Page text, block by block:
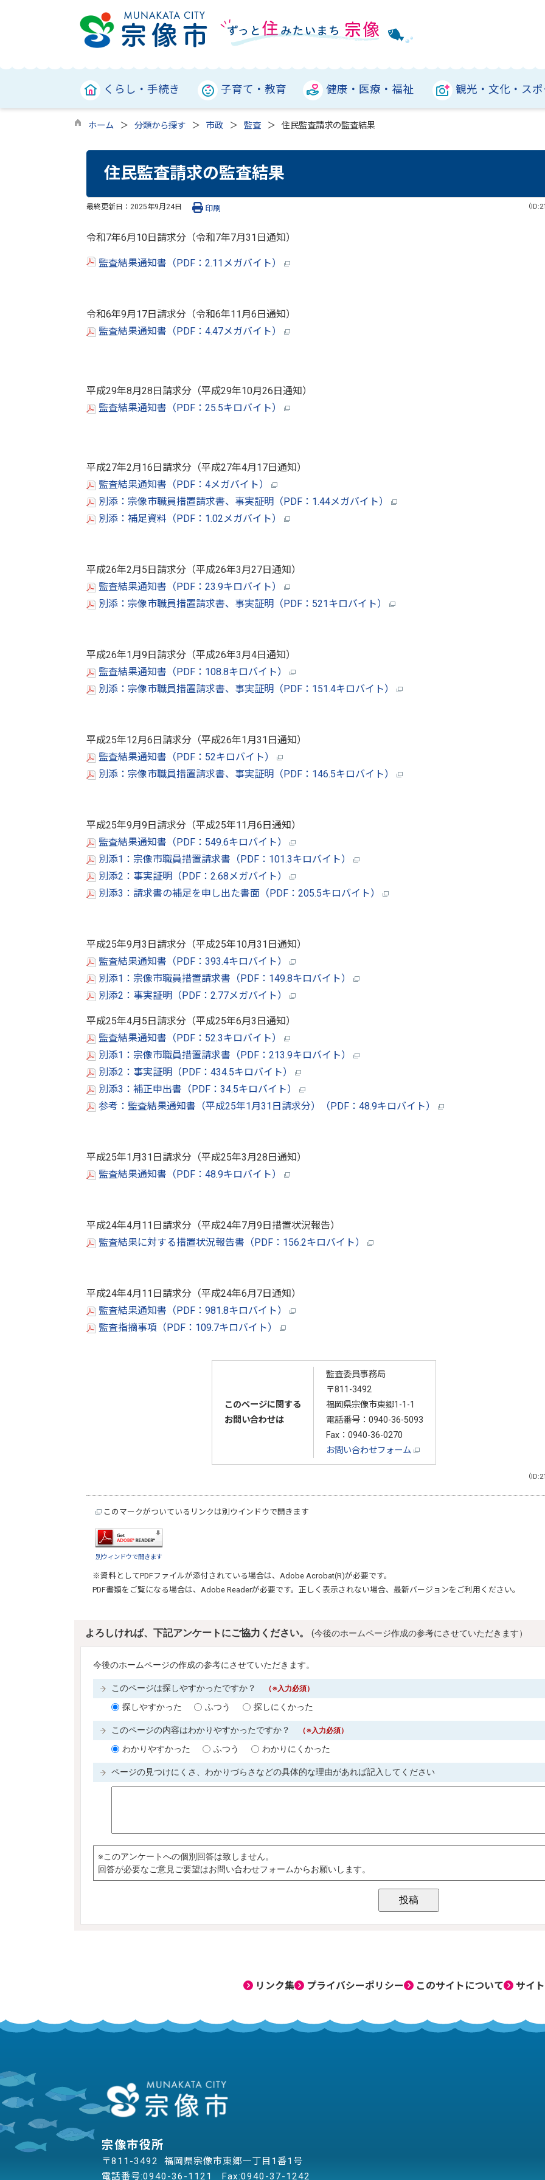
くらし・手続き 子育て・教育 健康・医療・福祉 観光・文化・ス
ホーム 分類から探す 市政 監査 住民監査請求の監査結果
住民監査請求の監査結果
最終更新日： 2025年9月24日 （
印刷
令和7年6月10日請求分（令和7年7月31日通知）
監査結果通知書（PDF：2.11メガバイト）
令和6年9月17日請求分（令和6年11月6日通知）
監査結果通知書（PDF：4.47メガバイト）
平成29年8月28日請求分（平成29年10月26日通知）
監査結果通知書（PDF：25.5キロバイト）
平成27年2月16日請求分（平成27年4月17日通知）
監査結果通知書（PDF：4メガバイト）
別添：宗像市職員措置請求書、事実証明（PDF：1.44メガバイト）
別添：補足資料（PDF：1.02メガバイト）
平成26年2月5日請求分（平成26年3月27日通知）
監査結果通知書（PDF：23.9キロバイト）
別添：宗像市職員措置請求書、事実証明（PDF：521キロバイト）
平成26年1月9日請求分（平成26年3月4日通知）
監査結果通知書（PDF：108.8キロバイト）
別添：宗像市職員措置請求書、事実証明（PDF：151.4キロバイト）
平成25年12月6日請求分（平成26年1月31日通知）
監査結果通知書（PDF：52キロバイト）
別添：宗像市職員措置請求書、事実証明（PDF：146.5キロバイト）
平成25年9月9日請求分（平成25年11月6日通知）
監査結果通知書（PDF：549.6キロバイト）
別添1：宗像市職員措置請求書（PDF：101.3キロバイト）
別添2：事実証明（PDF：2.68メガバイト）
別添3：請求書の補足を申し出た書面（PDF：205.5キロバイト）
平成25年9月3日請求分（平成25年10月31日通知）
監査結果通知書（PDF：393.4キロバイト）
別添1：宗像市職員措置請求書（PDF：149.8キロバイト）
別添2：事実証明（PDF：2.77メガバイト）
平成25年4月5日請求分（平成25年6月3日通知）
監査結果通知書（PDF：52.3キロバイト）
別添1：宗像市職員措置請求書（PDF：213.9キロバイト）
別添2：事実証明（PDF：434.5キロバイト）
別添3：補正申出書（PDF：34.5キロバイト）
参考：監査結果通知書（平成25年1月31日請求分）（PDF：48.9キロバイト）
平成25年1月31日請求分（平成25年3月28日通知）
監査結果通知書（PDF：48.9キロバイト）
平成24年4月11日請求分（平成24年7月9日措置状況報告）
監査結果に対する措置状況報告書（PDF：156.2キロバイト）
平成24年4月11日請求分（平成24年6月7日通知）
監査結果通知書（PDF：981.8キロバイト）
監査指摘事項（PDF：109.7キロバイト）
このページに関する
お問い合わせは
監査委員事務局
〒811-3492
福岡県宗像市東郷1-1-1
電話番号： 0940-36-5093
Fax：0940-36-0270
お問い合わせフォーム
（
このマークがついているリンクは別ウインドウで開きます
別ウィンドウで開きます
※資料としてPDFファイルが添付されている場合は、 Adobe Acrobat(R)が必要です。
PDF書類をご覧になる場合は、 Adobe Readerが必要です。正しく表示されない場合、最新バージョンをご利用ください。
リンク集 プライバシーポリシー このサイトについて サイ
宗像市役所
〒811-3492 福岡県宗像市東郷一丁目1番1号
電話番号:0940-36-1121 Fax:0940-37-1242